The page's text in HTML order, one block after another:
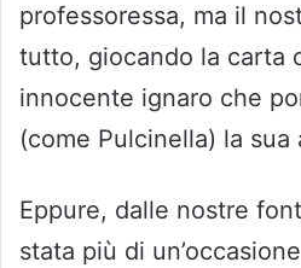
professoressa, ma il
tutto, giocando la carta
innocente ignaro che
(come Pulcinella) la sua
Eppure, dalle nostre
stata più di